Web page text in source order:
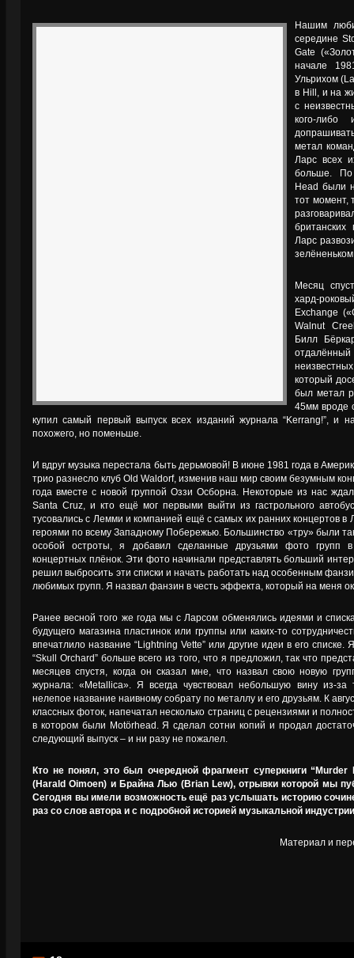
Нашим
середине
Gate
начале
Ульрихом
в Hill, и на
с
кого-
метал
Ларс всех
больше. По
Head были
тот момент,
британских
Ларс
Месяц
хард-
Exchange
Walnut
Билл
который
был метал
45мм вроде
купил самый первый выпуск всех изданий журнала “Kerrang!”, и
похожего, но поменьше.
И вдруг музыка перестала быть дерьмовой! В июне 1981 года в
трио разнесло клуб Old Waldorf, изменив наш мир своим безумным
года вместе с новой группой Оззи Осборна. Некоторые из нас
Santa Cruz, и кто ещё мог первыми выйти из гастрольного
тусовались с Лемми и компанией ещё с самых их ранних концертов в
героями по всему Западному Побережью. Большинство «тру» были
особой остроты, я добавил сделанные друзьями фото групп в
концертных плёнок. Эти фото начинали представлять больший
решил выбросить эти списки и начать работать над особенным
любимых групп. Я назвал фанзин в честь эффекта, который на меня
Ранее весной того же года мы с Ларсом обменялись идеями и
будущего магазина пластинок или группы или каких-то
впечатлило название “Lightning Vette” или другие идеи в его
“Skull Orchard” больше всего из того, что я предложил, так что
месяцев спустя, когда он сказал мне, что назвал свою новую
журнала: «Metallica». Я всегда чувствовал небольшую вину из-за
нелепое название наивному собрату по металлу и его друзьям. К
классных фоток, напечатал несколько страниц с рецензиями и
в котором были Motörhead. Я сделал сотни копий и продал
следующий выпуск – и ни разу не пожалел.
Кто не понял, это был очередной фрагмент суперкниги
(Harald Oimoen) и Брайна Лью (Brian Lew), отрывки которой мы
Сегодня вы имели возможность ещё раз услышать историю
раз со слов автора и с подробной историей музыкальной
Материал и